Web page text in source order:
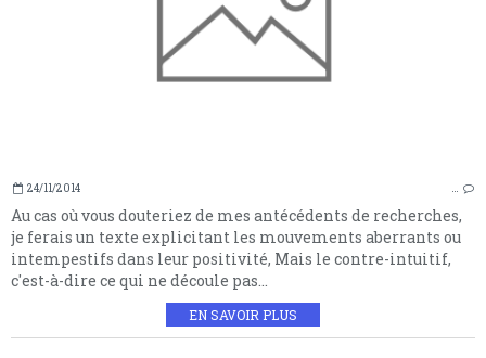
24/11/2014 …
Au cas où vous douteriez de mes antécédents de recherches,
je ferais un texte explicitant les mouvements aberrants ou
intempestifs dans leur positivité, Mais le contre-intuitif,
c'est-à-dire ce qui ne découle pas...
EN SAVOIR PLUS